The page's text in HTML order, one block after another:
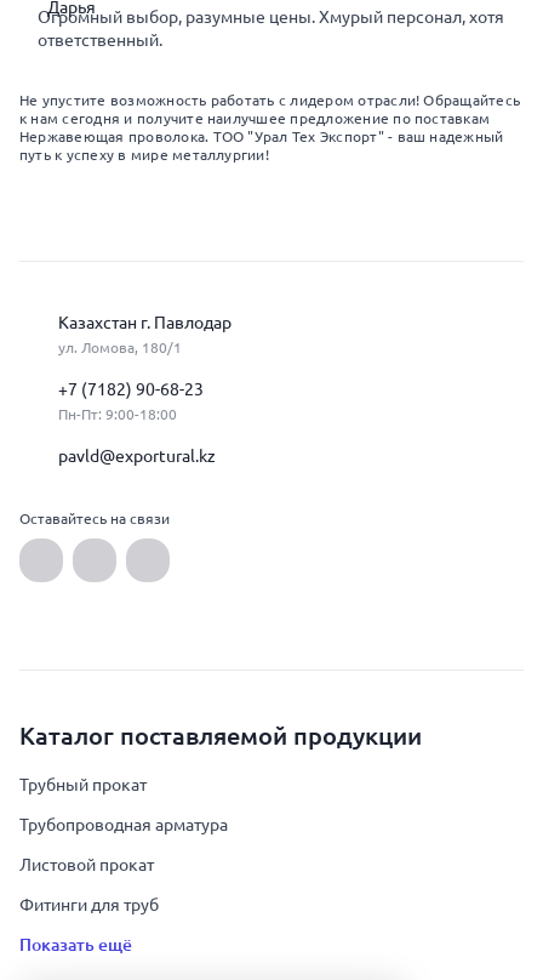
Огромный выбор, разумные цены. Хмурый персонал, хотя
ответственный.
Не упустите возможность работать с лидером отрасли! Обращайтесь
к нам сегодня и получите наилучшее предложение по поставкам
Нержавеющая проволока. ТОО "Урал Тех Экспорт" - ваш надежный
путь к успеху в мире металлургии!
Казахстан г. Павлодар
ул. Ломова, 180/1
+7 (7182) 90-68-23
Пн-Пт: 9:00-18:00
pavld@exportural.kz
Оставайтесь на связи
Каталог поставляемой продукции
Трубный прокат
Трубопроводная арматура
Листовой прокат
Фитинги для труб
Показать ещё